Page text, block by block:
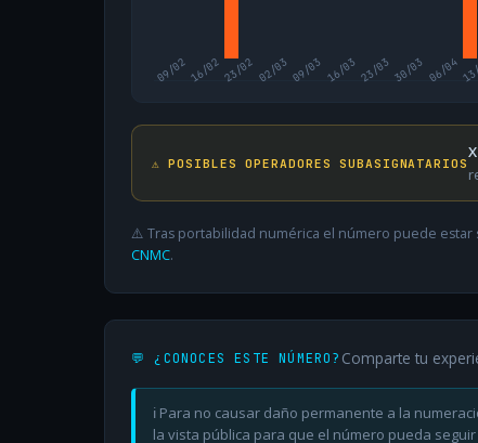
09/0216/0223/02 02/03 09/03 16/03 23/03 30/03 06/04
⚠️ POSIBLES OPERADORES SUBASIGNATARIOS
⚠️ Tras portabilidad numérica el número puede
CNMC.
💬 ¿CONOCES ESTE NÚMERO? Comparte tu
ℹ️ Para no causar daño permanente a la
la vista pública para que el número pueda